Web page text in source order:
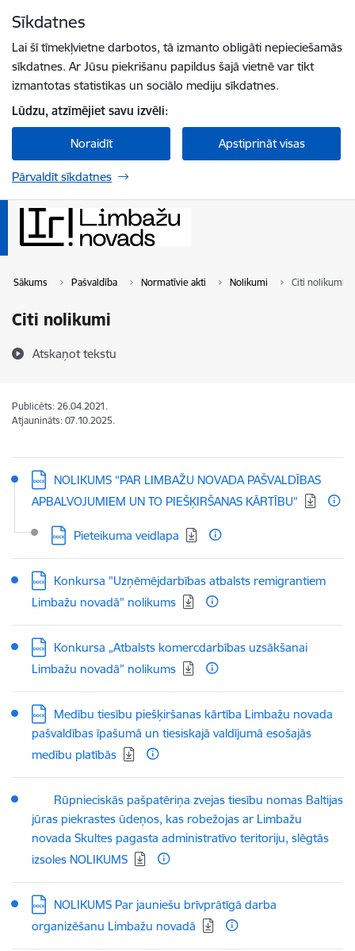
Sīkdatnes
Lai šī tīmekļvietne darbotos, tā izmanto obligāti nepieciešamās
sīkdatnes. Ar Jūsu piekrišanu papildus šajā vietnē var tikt
izmantotas statistikas un sociālo mediju sīkdatnes.
Lūdzu, atzīmējiet savu izvēli:
Noraidīt Apstiprināt visas
Pārvaldīt sīkdatnes
Sākums Pašvaldība Normatīvie akti Nolikumi Citi nolikumi
Citi nolikumi
Atskaņot tekstu
Publicēts: 26.04.2021.
Atjaunināts: 07.10.2025.
Lejupielādēt:
NOLIKUMS “PAR LIMBAŽU NOVADA PAŠVALDĪBAS
APBALVOJUMIEM UN TO PIEŠĶIRŠANAS KĀRTĪBU”
Lejupielādēt:
Pieteikuma veidlapa
Lejupielādēt:
Konkursa "Uzņēmējdarbības atbalsts remigrantiem
Limbažu novadā" nolikums
Lejupielādēt:
Konkursa „Atbalsts komercdarbības uzsākšanai
Limbažu novadā” nolikums
Lejupielādēt:
Medību tiesību piešķiršanas kārtība Limbažu novada
pašvaldības īpašumā un tiesiskajā valdījumā esošajās
medību platībās
Lejupielādēt:
Rūpnieciskās pašpatēriņa zvejas tiesību nomas Baltijas
jūras piekrastes ūdeņos, kas robežojas ar Limbažu
novada Skultes pagasta administratīvo teritoriju, slēgtās
izsoles NOLIKUMS
Lejupielādēt:
NOLIKUMS Par jauniešu brīvprātīgā darba
organizēšanu Limbažu novadā